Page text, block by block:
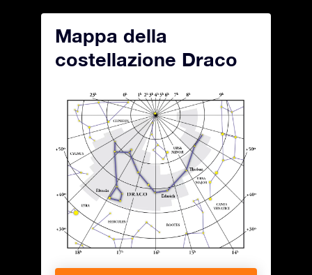
Mappa della
costellazione Draco